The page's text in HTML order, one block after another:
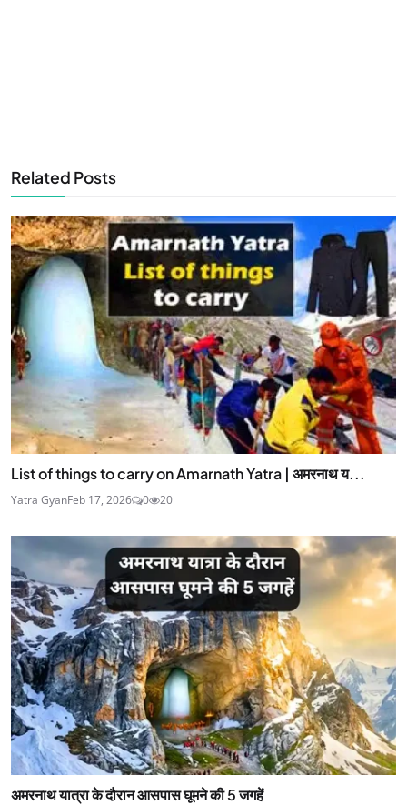
Related Posts
List of things to carry on Amarnath Yatra | अमरनाथ य...
Yatra GyanFeb 17, 2026 0 20
अमरनाथ यात्रा के दौरान आसपास घूमने की 5 जगहें